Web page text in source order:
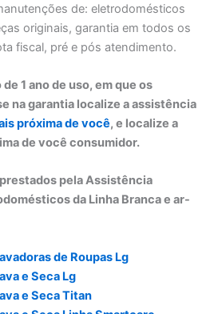
de: eletrodomésticos
originais, garantia em todos os
fiscal, pré e pós atendimento.
1 ano de uso, em que os
na garantia localize a assistência
próxima de você, e localize a
de você consumidor.
pela Assistência
da Linha Branca e ar-
de Roupas Lg
e Seca Lg
e Seca Titan